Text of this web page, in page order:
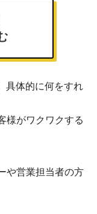
具体的に何をすれ
様がワクワクする
や営業担当者の方